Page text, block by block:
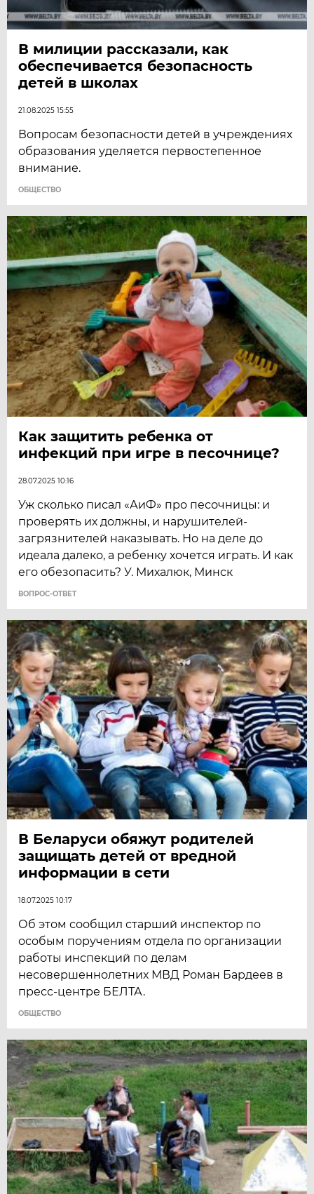
В милиции рассказали, как
обеспечивается безопасность
детей в школах
21.08.2025 15:55
Вопросам безопасности детей в учреждениях
образования уделяется первостепенное
внимание.
ОБЩЕСТВО
Как защитить ребенка от
инфекций при игре в песочнице?
28.07.2025 10:16
Уж сколько писал «АиФ» про песочницы: и
проверять их должны, и нарушителей-
загрязнителей наказывать. Но на деле до
идеала далеко, а ребенку хочется играть. И как
его обезопасить? У. Михалюк, Минск
ВОПРОС-ОТВЕТ
В Беларуси обяжут родителей
защищать детей от вредной
информации в сети
18.07.2025 10:17
Об этом сообщил старший инспектор по
особым поручениям отдела по организации
работы инспекций по делам
несовершеннолетних МВД Роман Бардеев в
пресс-центре БЕЛТА.
ОБЩЕСТВО